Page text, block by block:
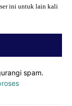
ini untuk lain kali
spam.